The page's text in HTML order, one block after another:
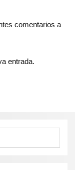
comentarios a
entrada.